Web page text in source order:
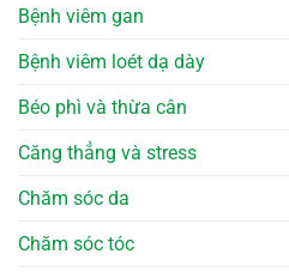
Bệnh viêm gan
Bệnh viêm loét dạ dày
Béo phì và thừa cân
Căng thẳng và stress
Chăm sóc da
Chăm sóc tóc